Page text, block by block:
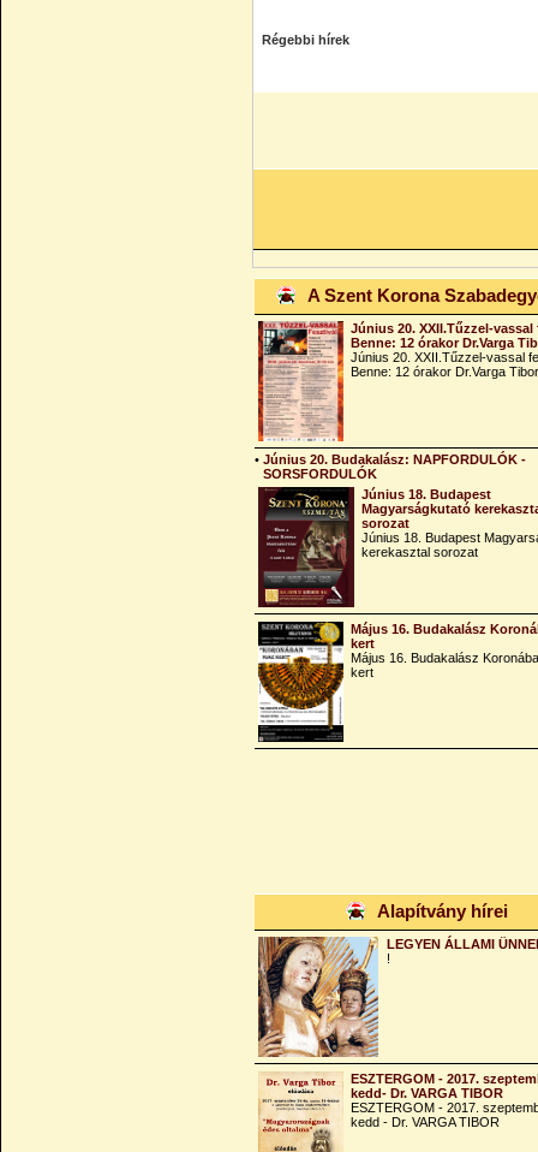
Régebbi hírek
A Szent Korona
Június 20. XXII.Tűzzel-
Benne: 12 órakor Dr.Varga
Június 20. XXII.Tűzzel-vassal
Benne: 12 órakor Dr.Varga Tibor
• Június 20. Budakalász: NAPFORDULÓK -
SORSFORDULÓK
Június 18. Budapest
Magyarságkutató
sorozat
Június 18. Budapest
kerekasztal sorozat
Május 16. Budakalász
kert
Május 16. Budakalász
kert
Alapítvány hírei
LEGYEN ÁLLAMI
!
ESZTERGOM - 2017.
kedd- Dr. VARGA TIBOR
ESZTERGOM - 2017.
kedd - Dr. VARGA TIBOR